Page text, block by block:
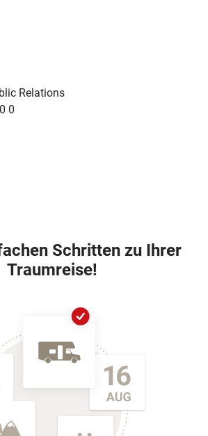
Relations
0
Schritten zu Ihrer
Traumreise!